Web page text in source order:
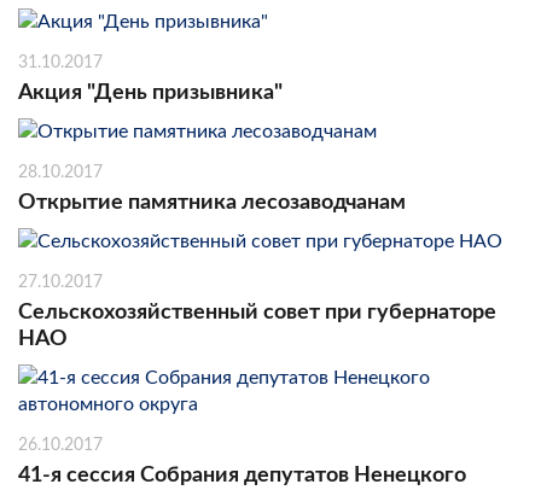
31.10.2017
Акция "День призывника"
28.10.2017
Открытие памятника лесозаводчанам
27.10.2017
Сельскохозяйственный совет при губернаторе
НАО
26.10.2017
41-я сессия Собрания депутатов Ненецкого